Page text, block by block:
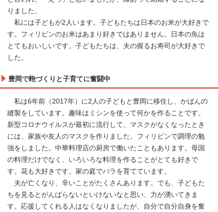
りました。
私には子どもが2人います。子どもたちは日本のお米が大好きで
す。フィリピンのお米はあまり好きではありません。日本の魚は
とてもおいしいです。子どもたちは、夫の握るお寿司が大好きで
した。
豊岡で鞄づくりと子育てに奮闘中
私は6年前（2017年）に2人の子どもと豊岡に移住し、かばんの
縫製をしています。趣味はミシンを使って何かを作ることです。
新型コロナウイルスが最初に流行して、マスクがなくなったとき
には、家族や友人のマスクを作りました。フィリピンで調理の勉
強をしました。中華料理店の厨房で働いたこともあります。母国
の料理だけでなく、いろいろな料理を作ることがとても好きで
す。花も大好きです。家の庭でバラを育てています。
夫が亡くなり、辛いことがたくさんあります。でも、子どもた
ちを見るとがんばらないといけないなと思い、力が湧いてきま
す。応援してくれる人はなくなりましたが、自分で自分自身を奮